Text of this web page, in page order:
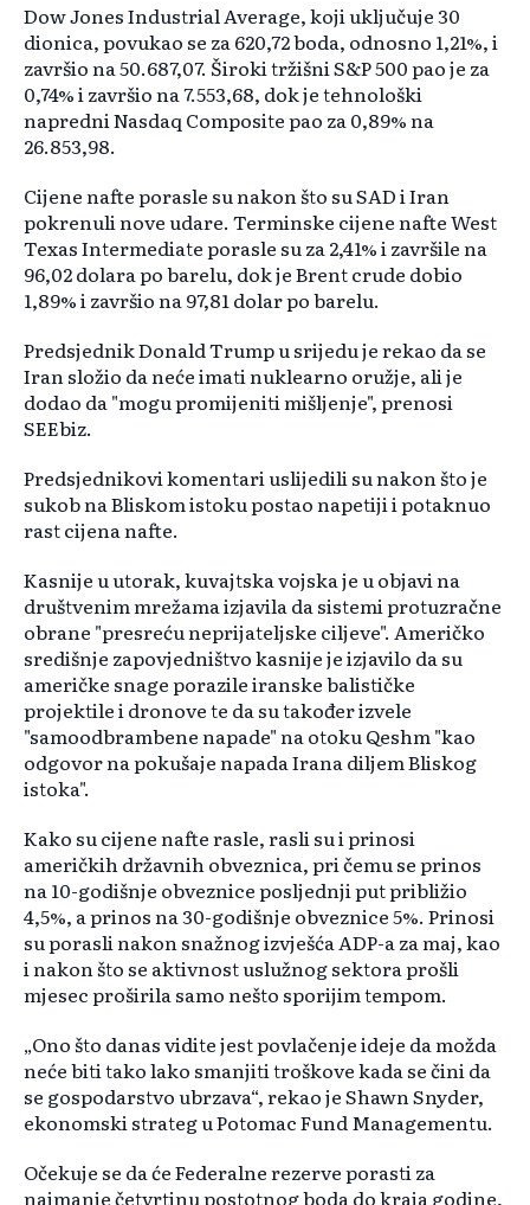
Dow Jones Industrial Average, koji uključuje 30
dionica, povukao se za 620,72 boda, odnosno 1,21%, i
završio na 50.687,07. Široki tržišni S&P 500 pao je za
0,74% i završio na 7.553,68, dok je tehnološki
napredni Nasdaq Composite pao za 0,89% na
26.853,98.
Cijene nafte porasle su nakon što su SAD i Iran
pokrenuli nove udare. Terminske cijene nafte West
Texas Intermediate porasle su za 2,41% i završile na
96,02 dolara po barelu, dok je Brent crude dobio
1,89% i završio na 97,81 dolar po barelu.
Predsjednik Donald Trump u srijedu je rekao da se
Iran složio da neće imati nuklearno oružje, ali je
dodao da "mogu promijeniti mišljenje", prenosi
SEEbiz.
Predsjednikovi komentari uslijedili su nakon što je
sukob na Bliskom istoku postao napetiji i potaknuo
rast cijena nafte.
Kasnije u utorak, kuvajtska vojska je u objavi na
društvenim mrežama izjavila da sistemi protuzračne
obrane "presreću neprijateljske ciljeve". Američko
središnje zapovjedništvo kasnije je izjavilo da su
američke snage porazile iranske balističke
projektile i dronove te da su također izvele
"samoodbrambene napade" na otoku Qeshm "kao
odgovor na pokušaje napada Irana diljem Bliskog
istoka".
Kako su cijene nafte rasle, rasli su i prinosi
američkih državnih obveznica, pri čemu se prinos
na 10-godišnje obveznice posljednji put približio
4,5%, a prinos na 30-godišnje obveznice 5%. Prinosi
su porasli nakon snažnog izvješća ADP-a za maj, kao
i nakon što se aktivnost uslužnog sektora prošli
mjesec proširila samo nešto sporijim tempom.
„Ono što danas vidite jest povlačenje ideje da možda
neće biti tako lako smanjiti troškove kada se čini da
se gospodarstvo ubrzava“, rekao je Shawn Snyder,
ekonomski strateg u Potomac Fund Managementu.
Očekuje se da će Federalne rezerve porasti za
najmanje četvrtinu postotnog boda do kraja godine,